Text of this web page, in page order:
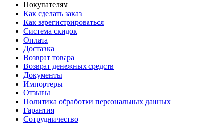
Покупателям
Как сделать заказ
Как зарегистрироваться
Система скидок
Оплата
Доставка
Возврат товара
Возврат денежных средств
Документы
Импортеры
Отзывы
Политика обработки персональных данных
Гарантия
Сотрудничество